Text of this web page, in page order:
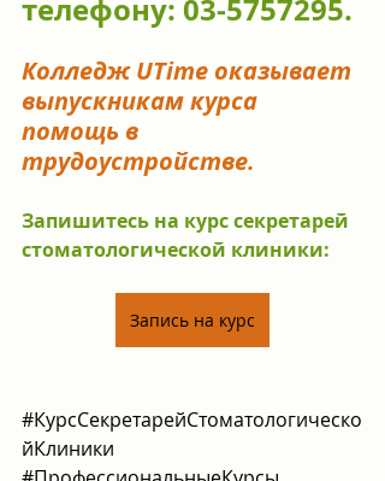
телефону: 03-5757295.
Колледж UTime оказывает
выпускникам курса
помощь в
трудоустройстве.
Запишитесь на курс секретарей
стоматологической клиники:
Запись на курс
#КурсСекретарейСтоматологическо
йКлиники